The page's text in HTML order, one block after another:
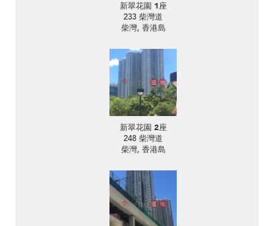
新翠花園 1座
233 柴灣道
柴灣, 香港島
新翠花園 2座
248 柴灣道
柴灣, 香港島